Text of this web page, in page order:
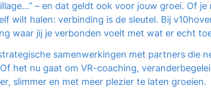
– en dat geldt ook voor jouw groei. Of
wilt halen: verbinding is de sleutel. Bij
waar jij je verbonden voelt met wat er echt
samenwerkingen met partners die
het nu gaat om VR-coaching,
slimmer en met meer plezier te laten groeien.